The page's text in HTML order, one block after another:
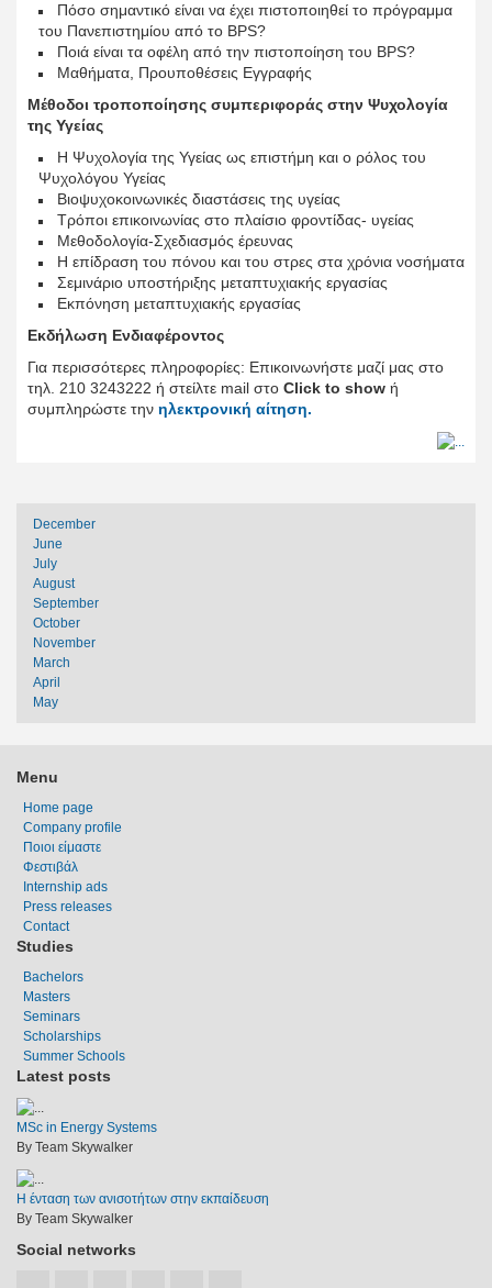
Πόσο σημαντικό είναι να έχει πιστοποιηθεί το πρόγραμμα
του Πανεπιστημίου από το BPS?
Ποιά είναι τα οφέλη από την πιστοποίηση του BPS?
Μαθήματα, Προυποθέσεις Εγγραφής
Μέθοδοι τροποποίησης συμπεριφοράς στην Ψυχολογία
της Υγείας
Η Ψυχολογία της Υγείας ως επιστήμη και ο ρόλος του
Ψυχολόγου Υγείας
Βιοψυχοκοινωνικές διαστάσεις της υγείας
Τρόποι επικοινωνίας στο πλαίσιο φροντίδας- υγείας
Mεθοδολογία-Σχεδιασμός έρευνας
Η επίδραση του πόνου και του στρες στα χρόνια νοσήματα
Σεμινάριο υποστήριξης μεταπτυχιακής εργασίας
Εκπόνηση μεταπτυχιακής εργασίας
Εκδήλωση Ενδιαφέροντος
Για περισσότερες πληροφορίες: Eπικοινωνήστε μαζί μας στο
τηλ. 210 3243222 ή στείλτε mail στο Click to show ή
συμπληρώστε την ηλεκτρονική αίτηση.
December
June
July
August
September
October
November
March
April
May
Menu
Home page
Company profile
Ποιοι είμαστε
Φεστιβάλ
Internship ads
Press releases
Contact
Studies
Bachelors
Masters
Seminars
Scholarships
Summer Schools
Latest posts
MSc in Energy Systems
By Team Skywalker
Η ένταση των ανισοτήτων στην εκπαίδευση
By Team Skywalker
Social networks